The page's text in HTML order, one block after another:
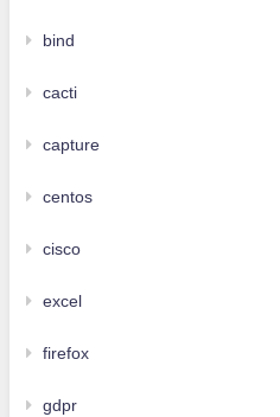
bind
cacti
capture
centos
cisco
excel
firefox
gdpr